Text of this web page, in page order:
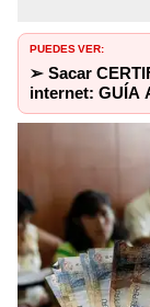
PUEDES VER:
➢ Sacar
internet: GUÍA